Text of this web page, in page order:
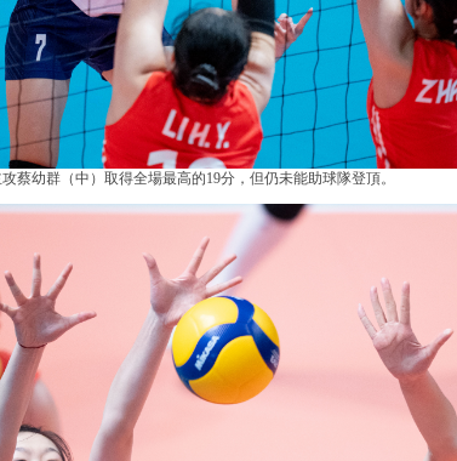
蔡幼群（中）取得全場最高的19分， 但仍未能助球隊登頂。